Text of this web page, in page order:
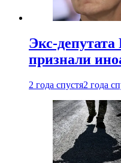
Экс-
признали
2 года спустя2 года